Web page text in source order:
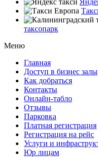
таксопарк
Меню
Главная
Доступ в бизнес залы
Как добраться
Контакты
Онлайн-табло
Отзывы
Парковка
Платная регистрация
Регистрация на рейс
Услуги и
Юр лицам